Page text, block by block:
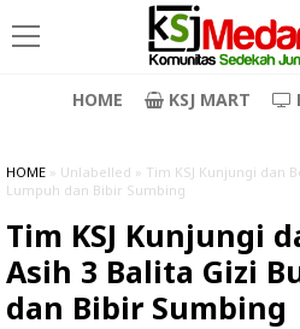
HOME KSJ MART
HOME » Unlabelled » Tim KSJ Kunjungi dan
Lumpuh dan Bibir Sumbing
Tim KSJ Kunjungi
Asih 3 Balita Gizi
dan Bibir Sumbing